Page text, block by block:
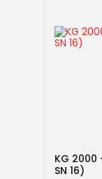
KG 2000
SN 16)